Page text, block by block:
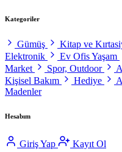
Kategoriler
Gümüş Kitap ve
Elektronik
Ev Ofis Yaşam
Market
Spor, Outdoor
Kişisel Bakım
Hediye
Madenler
Hesabım
Giriş Yap Kayıt Ol